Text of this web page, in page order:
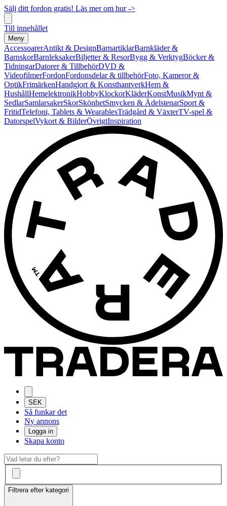
Sälj ditt fordon gratis! Läs mer om hur ->
Till innehållet
Meny
AccessoarerAntikt & DesignBarnartiklarBarnkläder &
BarnskorBarnleksakerBiljetter & ResorBygg & VerktygBöcker &
TidningarDatorer & TillbehörDVD &
VideofilmerFordonFordonsdelar & tillbehörFoto, Kameror &
OptikFrimärkenHandgjort & KonsthantverkHem &
HushållHemelektronikHobbyKlockorKläderKonstMusikMynt &
SedlarSamlarsakerSkorSkönhetSmycken & ÄdelstenarSport &
FritidTelefoni, Tablets & WearablesTrädgård & VäxterTV-spel &
DatorspelVykort & BilderÖvrigtInspiration
SEK
Så funkar det
Ny annons
Logga in
Skapa konto
Filtrera efter kategori